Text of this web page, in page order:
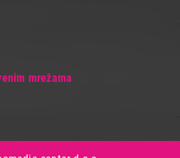
mrežama